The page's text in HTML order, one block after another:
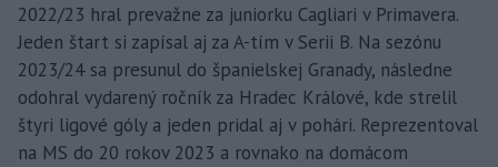
2022/23 hral prevažne za juniorku Cagliari v Primavera.
Jeden štart si zapísal aj za A-tím v Serii B. Na sezónu
2023/24 sa presunul do španielskej Granady, následne
odohral vydarený ročník za Hradec Králové, kde strelil
štyri ligové góly a jeden pridal aj v pohári. Reprezentoval
na MS do 20 rokov 2023 a rovnako na domácom